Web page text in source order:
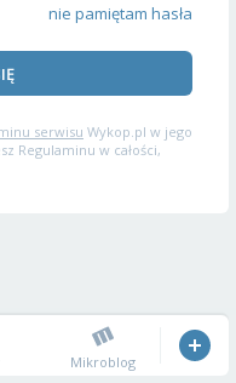
nie pamiętam hasła
serwisu Wykop.pl w jego
Regulaminu w całości,
Mikroblog